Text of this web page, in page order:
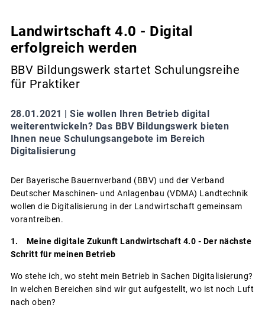
Landwirtschaft 4.0 - Digital
erfolgreich werden
BBV Bildungswerk startet Schulungsreihe
für Praktiker
28.01.2021 | Sie wollen Ihren Betrieb digital
weiterentwickeln? Das BBV Bildungswerk bieten
Ihnen neue Schulungsangebote im Bereich
Digitalisierung
Der Bayerische Bauernverband (BBV) und der Verband
Deutscher Maschinen- und Anlagenbau (VDMA) Landtechnik
wollen die Digitalisierung in der Landwirtschaft gemeinsam
vorantreiben.
1. Meine digitale Zukunft Landwirtschaft 4.0 - Der nächste
Schritt für meinen Betrieb
Wo stehe ich, wo steht mein Betrieb in Sachen Digitalisierung?
In welchen Bereichen sind wir gut aufgestellt, wo ist noch Luft
nach oben?